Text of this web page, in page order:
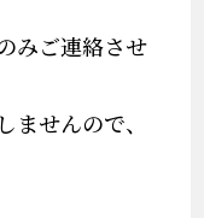
みご連絡させ
せんので、